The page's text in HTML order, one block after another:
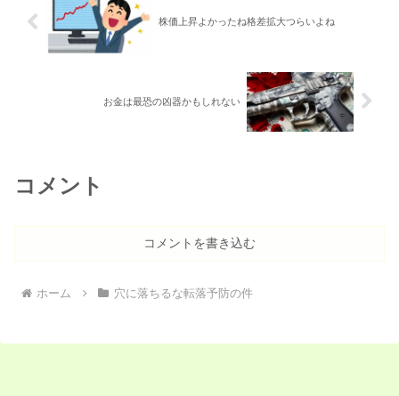
株価上昇よかったね格差拡大つらいよね
お金は最恐の凶器かもしれない
コメント
コメントを書き込む
ホーム 穴に落ちるな転落予防の件